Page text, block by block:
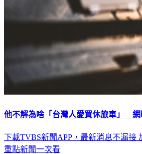
他不解為啥「台灣人愛買休旅車」 網
下載TVBS新聞APP，最新消息不漏接
重點新聞一次看